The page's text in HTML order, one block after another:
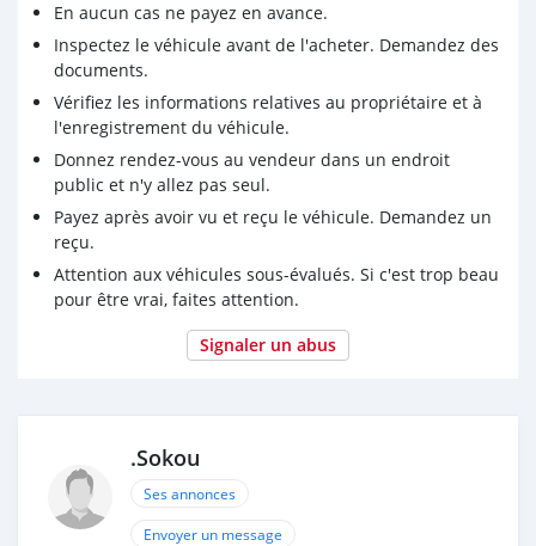
En aucun cas ne payez en avance.
Inspectez le véhicule avant de l'acheter. Demandez des
documents.
Vérifiez les informations relatives au propriétaire et à
l'enregistrement du véhicule.
Donnez rendez-vous au vendeur dans un endroit
public et n'y allez pas seul.
Payez après avoir vu et reçu le véhicule. Demandez un
reçu.
Attention aux véhicules sous-évalués. Si c'est trop beau
pour être vrai, faites attention.
Signaler un abus
.Sokou
Ses annonces
Envoyer un message